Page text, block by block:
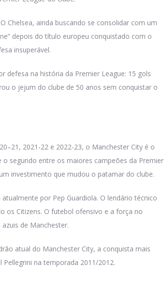
Chelsea, ainda buscando se consolidar com um
depois do título europeu conquistado com o
insuperável.
defesa na história da Premier League: 15 gols
o jejum do clube de 50 anos sem conquistar o
2021-22 e 2022-23, o Manchester City é o
segundo entre os maiores campeões da Premier
investimento que mudou o patamar do clube.
por Pep Guardiola. O lendário técnico
os Citizens. O futebol ofensivo e a força no
de Manchester.
atual do Manchester City, a conquista mais
na temporada 2011/2012.